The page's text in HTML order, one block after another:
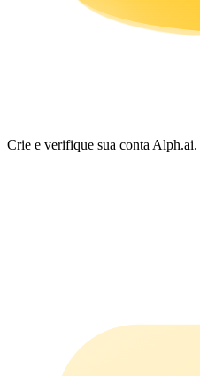
Crie e verifique sua conta Alph.ai.